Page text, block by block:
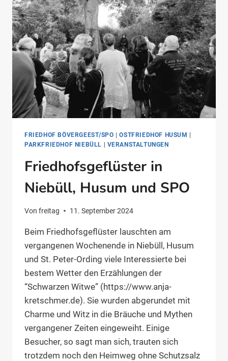
NIEBÜLL
FRIEDHOF BÖVERGEEST/SPO |OSTFRIEDHOF HUSUM
PARKFRIEDHOF NIEBÜLL
VERANSTALTUNGEN
Friedhofsgeflüster in
Niebüll, Husum und SPO
Von freitag 11. September 2024
Beim Friedhofsgeflüster lauschten am
vergangenen Wochenende in Niebüll, Husum
und St. Peter-Ording viele Interessierte bei
bestem Wetter den Erzählungen der
“Schwarzen Witwe” (https://www.anja-
kretschmer.de). Sie wurden abgerundet mit
Charme und Witz in die Bräuche und Mythen
vergangener Zeiten eingeweiht. Einige
Besucher, so sagt man sich, trauten sich
trotzdem noch den Heimweg ohne Schutzsalz